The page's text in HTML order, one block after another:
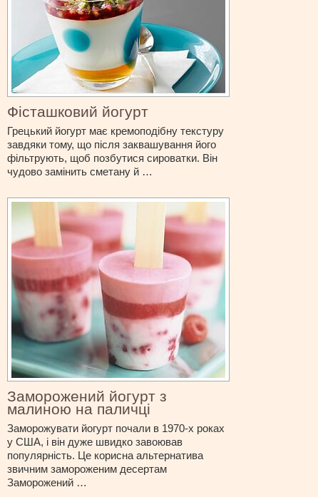
Фісташковий йогурт
Грецький йогурт має кремоподібну текстуру
завдяки тому, що після заквашування його
фільтрують, щоб позбутися сироватки. Він
чудово замінить сметану й …
Заморожений йогурт з
малиною на паличці
Заморожувати йогурт почали в 1970-х роках
у США, і він дуже швидко завоював
популярність. Це корисна альтернатива
звичним замороженим десертам
Заморожений …